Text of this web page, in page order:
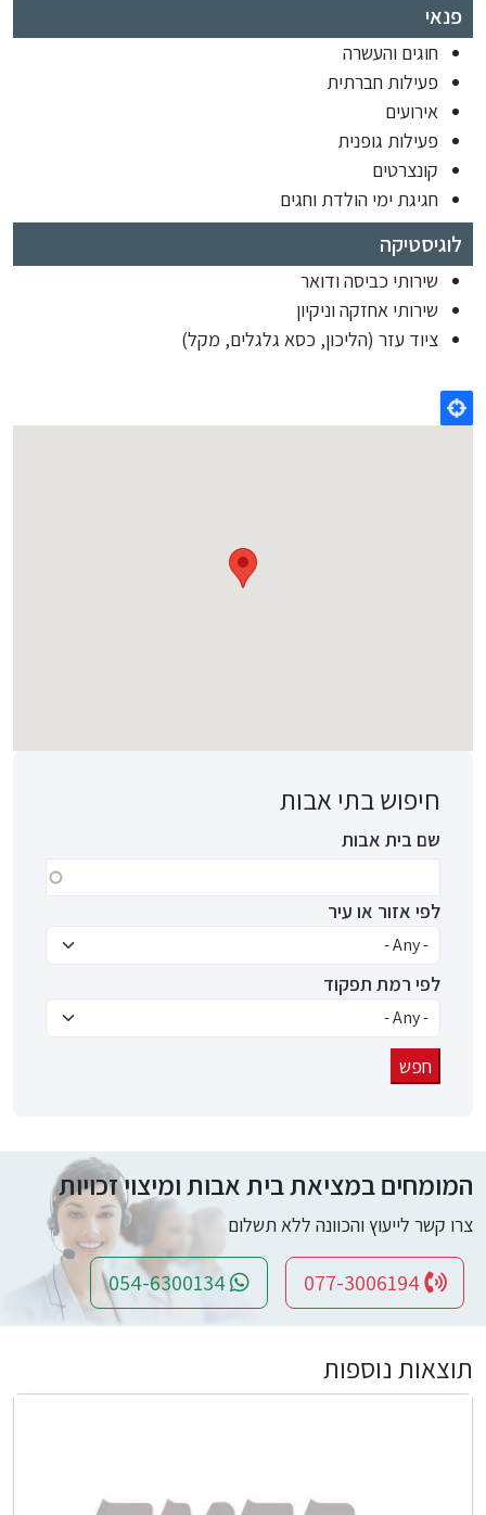
פנאי
חוגים והעשרה
פעילות חברתית
אירועים
פעילות גופנית
קונצרטים
חגיגת ימי הולדת וחגים
לוגיסטיקה
שירותי כביסה ודואר
שירותי אחזקה וניקיון
ציוד עזר (הליכון, כסא גלגלים, מקל)
חיפוש בתי אבות
שם בית אבות
לפי אזור או עיר
לפי רמת תפקוד
המומחים במציאת בית אבות ומיצוי זכויות
צרו קשר לייעוץ והכוונה ללא תשלום
תוצאות נוספות